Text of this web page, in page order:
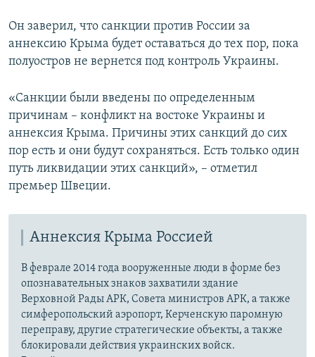
Он заверил, что санкции против России за
аннексию Крыма будет оставаться до тех пор, пока
полуостров не вернется под контроль Украины.
«Санкции были введены по определенным
причинам – конфликт на востоке Украины и
аннексия Крыма. Причины этих санкций до сих
пор есть и они будут сохраняться. Есть только один
путь ликвидации этих санкций», – отметил
премьер Швеции.
Аннексия Крыма Россией
В феврале 2014 года вооруженные люди в форме без
опознавательных знаков захватили здание
Верховной Рады АРК, Совета министров АРК, а также
симферопольский аэропорт, Керченскую паромную
переправу, другие стратегические объекты, а также
блокировали действия украинских войск.